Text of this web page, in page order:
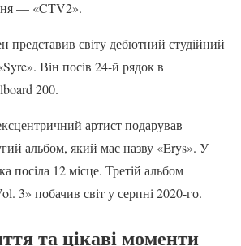
— «CTV2».
представив світу дебютний студійний
Він посів 24-й рядок в
200.
артист подарував
альбом, який має назву «Erys». У
посіла 12 місце. Третій альбом
3» побачив світ у серпні 2020-го.
та цікаві моменти